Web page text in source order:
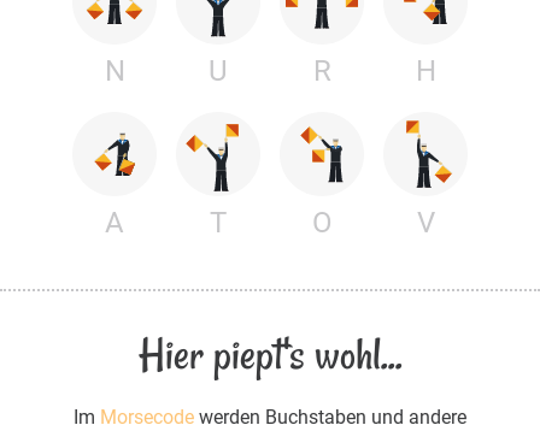
N U R H
A T O V
Hier piept's wohl...
Im Morsecodewerden Buchstaben und andere